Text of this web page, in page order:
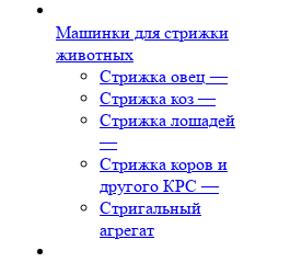
Машинки для стрижки
животных
Стрижка овец —
Стрижка коз —
Стрижка лошадей
—
Стрижка коров и
другого КРС —
Стригальный
агрегат